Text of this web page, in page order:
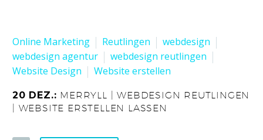
Online Marketing Reutlingen
webdesign
webdesign agentur
webdesign reutlingen
Website Design
Website erstellen
20 DEZ.: MERRYLL | WEBDESIGN REUTLINGEN
| WEBSITE ERSTELLEN LASSEN